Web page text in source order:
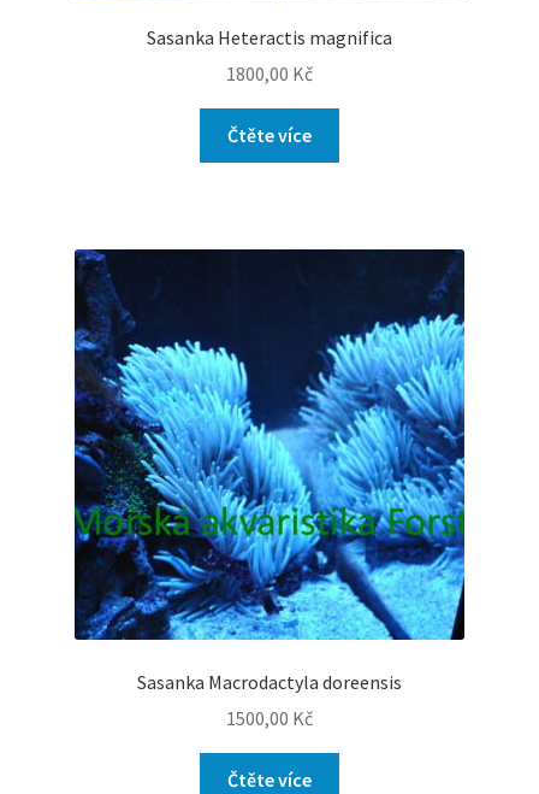
Sasanka Heteractis magnifica
1800,00 Kč
Čtěte více
Sasanka Macrodactyla doreensis
1500,00 Kč
Čtěte více